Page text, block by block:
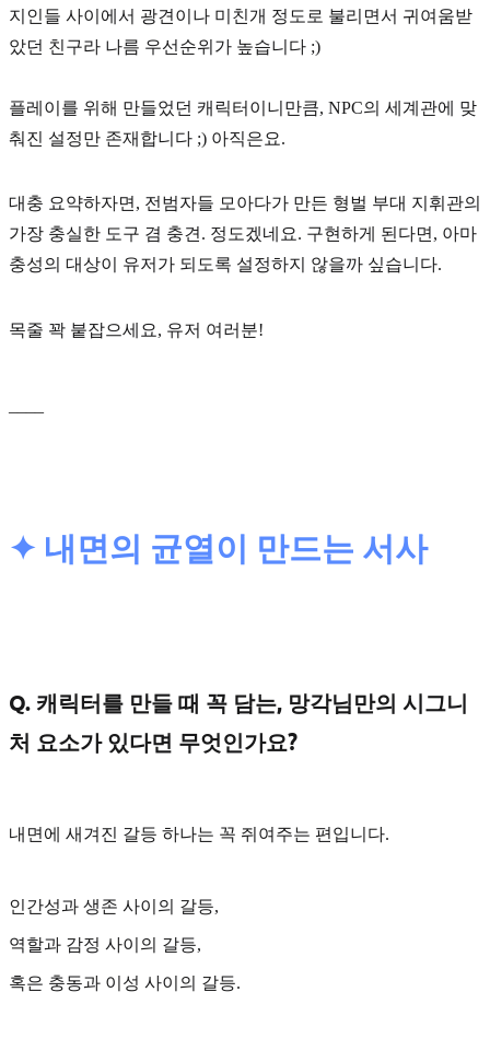
지인들 사이에서 광견이나 미친개 정도로 불리면서 귀여움받
았던 친구라 나름 우선순위가 높습니다 ;)
플레이를 위해 만들었던 캐릭터이니만큼, NPC의 세계관에 맞
춰진 설정만 존재합니다 ;) 아직은요.
대충 요약하자면, 전범자들 모아다가 만든 형벌 부대 지휘관의
가장 충실한 도구 겸 충견. 정도겠네요. 구현하게 된다면, 아마
충성의 대상이 유저가 되도록 설정하지 않을까 싶습니다.
목줄 꽉 붙잡으세요, 유저 여러분!
✦ 내면의 균열이 만드는 서사
Q. 캐릭터를 만들 때 꼭 담는, 망각님만의 시그니
처 요소가 있다면 무엇인가요?
내면에 새겨진 갈등 하나는 꼭 쥐여주는 편입니다.
인간성과 생존 사이의 갈등,
역할과 감정 사이의 갈등,
혹은 충동과 이성 사이의 갈등.